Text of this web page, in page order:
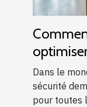
Dans le
sécurité
pour toutes